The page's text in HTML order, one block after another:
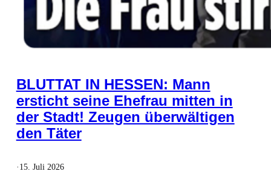
BLUTTAT IN HESSEN: Mann
ersticht seine Ehefrau mitten in
der Stadt! Zeugen überwältigen
den Täter
· 15. Juli 2026